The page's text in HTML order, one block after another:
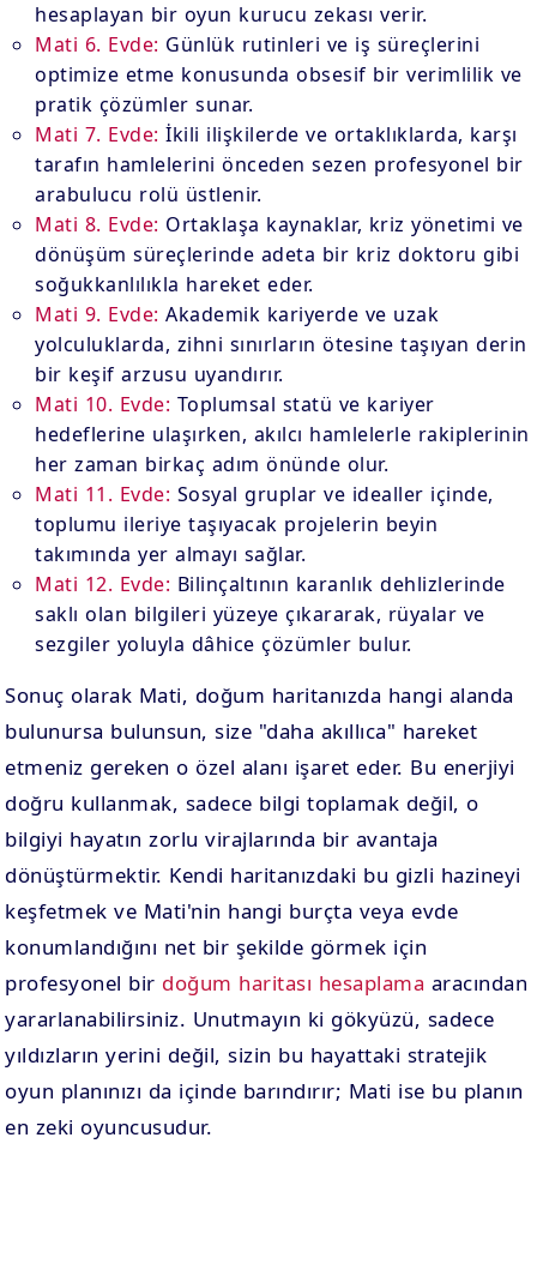
hesaplayan bir oyun kurucu zekası verir.
Mati 6. Evde: Günlük rutinleri ve iş süreçlerini
optimize etme konusunda obsesif bir verimlilik ve
pratik çözümler sunar.
Mati 7. Evde: İkili ilişkilerde ve ortaklıklarda, karşı
tarafın hamlelerini önceden sezen profesyonel bir
arabulucu rolü üstlenir.
Mati 8. Evde: Ortaklaşa kaynaklar, kriz yönetimi ve
dönüşüm süreçlerinde adeta bir kriz doktoru gibi
soğukkanlılıkla hareket eder.
Mati 9. Evde: Akademik kariyerde ve uzak
yolculuklarda, zihni sınırların ötesine taşıyan derin
bir keşif arzusu uyandırır.
Mati 10. Evde: Toplumsal statü ve kariyer
hedeflerine ulaşırken, akılcı hamlelerle rakiplerinin
her zaman birkaç adım önünde olur.
Mati 11. Evde: Sosyal gruplar ve idealler içinde,
toplumu ileriye taşıyacak projelerin beyin
takımında yer almayı sağlar.
Mati 12. Evde: Bilinçaltının karanlık dehlizlerinde
saklı olan bilgileri yüzeye çıkararak, rüyalar ve
sezgiler yoluyla dâhice çözümler bulur.
Sonuç olarak Mati, doğum haritanızda hangi alanda
bulunursa bulunsun, size "daha akıllıca" hareket
etmeniz gereken o özel alanı işaret eder. Bu enerjiyi
doğru kullanmak, sadece bilgi toplamak değil, o
bilgiyi hayatın zorlu virajlarında bir avantaja
dönüştürmektir. Kendi haritanızdaki bu gizli hazineyi
keşfetmek ve Mati'nin hangi burçta veya evde
konumlandığını net bir şekilde görmek için
profesyonel bir doğum haritası hesaplama aracından
yararlanabilirsiniz. Unutmayın ki gökyüzü, sadece
yıldızların yerini değil, sizin bu hayattaki stratejik
oyun planınızı da içinde barındırır; Mati ise bu planın
en zeki oyuncusudur.